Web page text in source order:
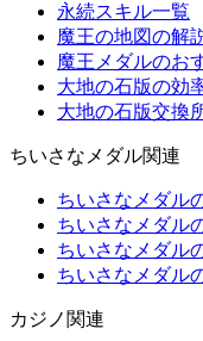
永続スキル一覧
魔王の地図の解
魔王メダルのお
大地の石版の効
大地の石版交換
ちいさなメダル関連
ちいさなメダル
ちいさなメダル
ちいさなメダル
ちいさなメダル
カジノ関連